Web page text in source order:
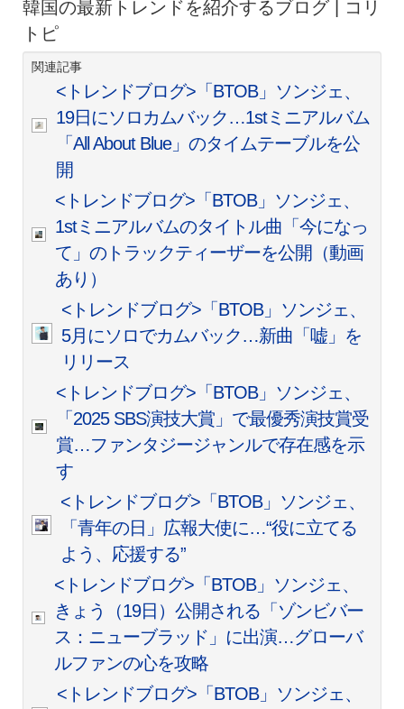
韓国の最新トレンドを紹介するブログ | コリ
トピ
関連記事
<トレンドブログ>「BTOB」ソンジェ、
19日にソロカムバック…1stミニアルバム
「All About Blue」のタイムテーブルを公
開
<トレンドブログ>「BTOB」ソンジェ、
1stミニアルバムのタイトル曲「今になっ
て」のトラックティーザーを公開（動画
あり）
<トレンドブログ>「BTOB」ソンジェ、
5月にソロでカムバック…新曲「嘘」を
リリース
<トレンドブログ>「BTOB」ソンジェ、
「2025 SBS演技大賞」で最優秀演技賞受
賞…ファンタジージャンルで存在感を示
す
<トレンドブログ>「BTOB」ソンジェ、
「青年の日」広報大使に…“役に立てる
よう、応援する”
<トレンドブログ>「BTOB」ソンジェ、
きょう（19日）公開される「ゾンビバー
ス：ニューブラッド」に出演…グローバ
ルファンの心を攻略
<トレンドブログ>「BTOB」ソンジェ、